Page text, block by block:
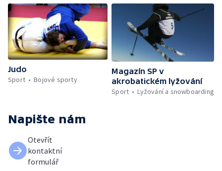
Judo
Sport
Bojové sporty
Magazín SP v
akrobatickém lyžování
Sport
Lyžování a snowboarding
Napište nám
Otevřít
kontaktní
formulář